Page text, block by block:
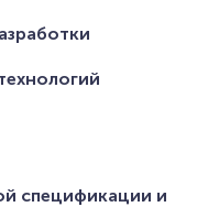
спецификации и